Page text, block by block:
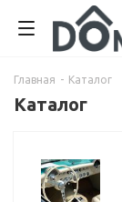
Главная - Каталог
Каталог